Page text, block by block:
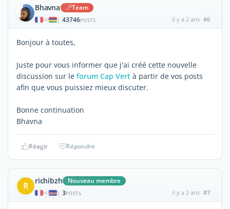
Bhavna Team
| 43746POSTS il y a 2 ans #6
Bonjour à toutes,
Juste pour vous informer que j'ai créé cette nouvelle
discussion sur le forum Cap Vert à partir de vos posts
afin que vous puissiez mieux discuter.
Bonne continuation
Bhavna
Réagir Répondre
R richibzh Nouveau membre
| 3POSTS il y a 2 ans #7